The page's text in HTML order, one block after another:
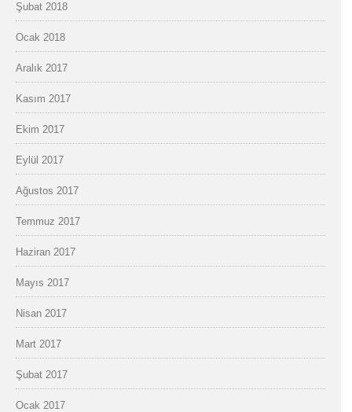
Şubat 2018
Ocak 2018
Aralık 2017
Kasım 2017
Ekim 2017
Eylül 2017
Ağustos 2017
Temmuz 2017
Haziran 2017
Mayıs 2017
Nisan 2017
Mart 2017
Şubat 2017
Ocak 2017